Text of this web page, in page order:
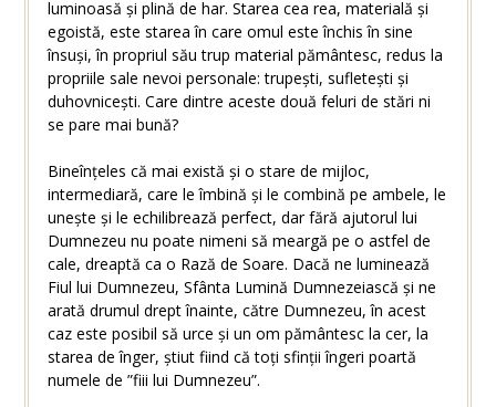
luminoasă și plină de har. Starea cea rea, materială și
egoistă, este starea în care omul este închis în sine
însuși, în propriul său trup material pământesc, redus la
propriile sale nevoi personale: trupești, sufletești și
duhovnicești. Care dintre aceste două feluri de stări ni
se pare mai bună?
Bineînțeles că mai există și o stare de mijloc,
intermediară, care le îmbină și le combină pe ambele, le
unește și le echilibrează perfect, dar fără ajutorul lui
Dumnezeu nu poate nimeni să meargă pe o astfel de
cale, dreaptă ca o Rază de Soare. Dacă ne luminează
Fiul lui Dumnezeu, Sfânta Lumină Dumnezeiască și ne
arată drumul drept înainte, către Dumnezeu, în acest
caz este posibil să urce și un om pământesc la cer, la
starea de înger, știut fiind că toți sfinții îngeri poartă
numele de ”fiii lui Dumnezeu”.